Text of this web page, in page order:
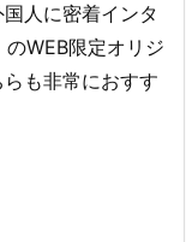
人に密着インタ
WEB限定オリジ
も非常におすす